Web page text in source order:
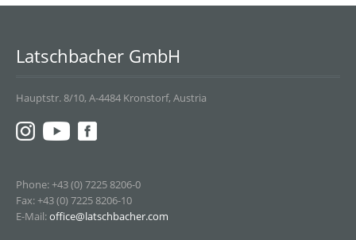
Latschbacher GmbH
Hauptstr. 8/10, A-4484 Kronstorf, Austria
Phone: +43 (0) 7225 8206-0
Fax: +43 (0) 7225 8206-10
E-Mail:office@latschbacher.com